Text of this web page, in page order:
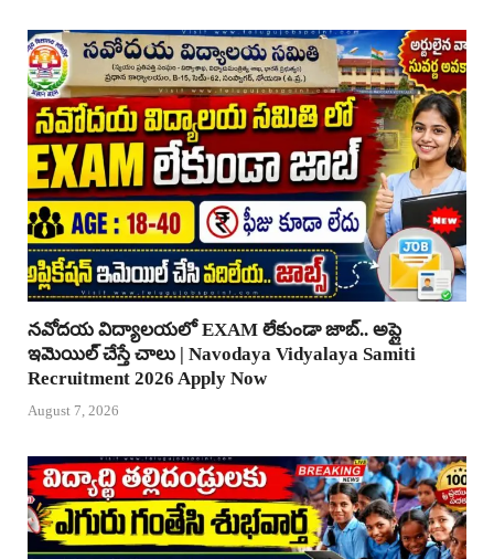
నవోదయ విద్యాలయలో EXAM లేకుండా జాబ్.. అప్లై
ఇమెయిల్ చేస్తే చాలు | Navodaya Vidyalaya Samiti
Recruitment 2026 Apply Now
August 7, 2026